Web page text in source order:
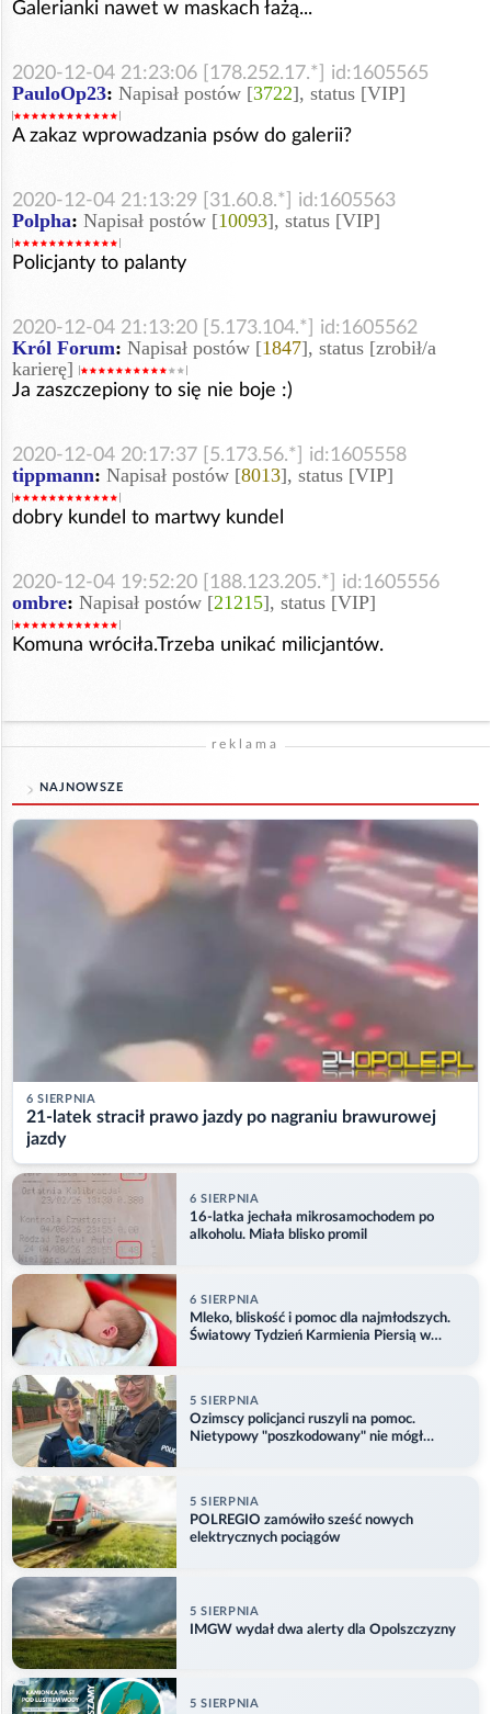
Galerianki nawet w maskach łażą...
2020-12-04 21:23:06 [178.252.17.*] id:1605565
PauloOp23: Napisał postów [3722], status [VIP]
A zakaz wprowadzania psów do galerii?
2020-12-04 21:13:29 [31.60.8.*] id:1605563
Polpha: Napisał postów [10093], status [VIP]
Policjanty to palanty
2020-12-04 21:13:20 [5.173.104.*] id:1605562
Król Forum: Napisał postów [1847], status [zrobił/a
karierę]
Ja zaszczepiony to się nie boje :)
2020-12-04 20:17:37 [5.173.56.*] id:1605558
tippmann: Napisał postów [8013], status [VIP]
dobry kundel to martwy kundel
2020-12-04 19:52:20 [188.123.205.*] id:1605556
ombre: Napisał postów [21215], status [VIP]
Komuna wróciła.Trzeba unikać milicjantów.
reklama
NAJNOWSZE
6 SIERPNIA
21-latek stracił prawo jazdy po nagraniu brawurowej
jazdy
6 SIERPNIA
16-latka jechała mikrosamochodem po
alkoholu. Miała blisko promil
6 SIERPNIA
Mleko, bliskość i pomoc dla najmłodszych.
Światowy Tydzień Karmienia Piersią w
5 SIERPNIA
Ozimscy policjanci ruszyli na pomoc.
Nietypowy "poszkodowany" nie mógł
5 SIERPNIA
POLREGIO zamówiło sześć nowych
elektrycznych pociągów
5 SIERPNIA
IMGW wydał dwa alerty dla Opolszczyzny
5 SIERPNIA